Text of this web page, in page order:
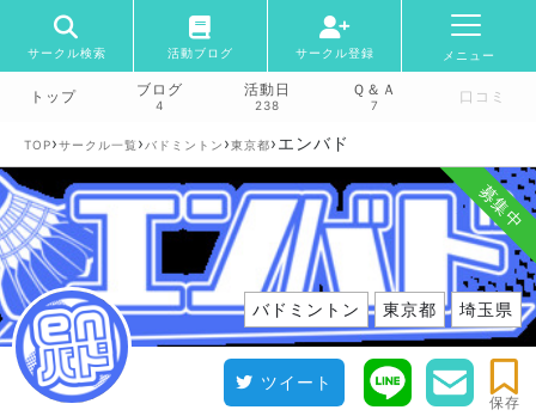
サークル検索 活動ブログ サークル登録 メニュー
トップ ブログ
4
活動日
238
Ｑ＆Ａ
7 口コミ
TOP›サークル一覧 › バドミントン ›東京都›エンバド
募集中
バドミントン 東京都 埼玉県
ツイート
保存